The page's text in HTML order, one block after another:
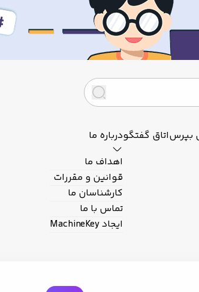
بپرساتاق گفتگودرباره ما
اهداف ما
قوانین و مقررات
کارشناسان ما
تماس با ما
ایجاد MachineKey